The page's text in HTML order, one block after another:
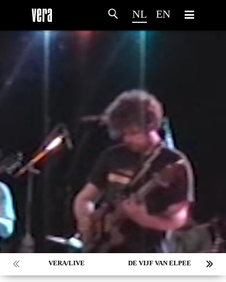
NL EN
VERA/LIVE DE VIJF VAN ELPEE